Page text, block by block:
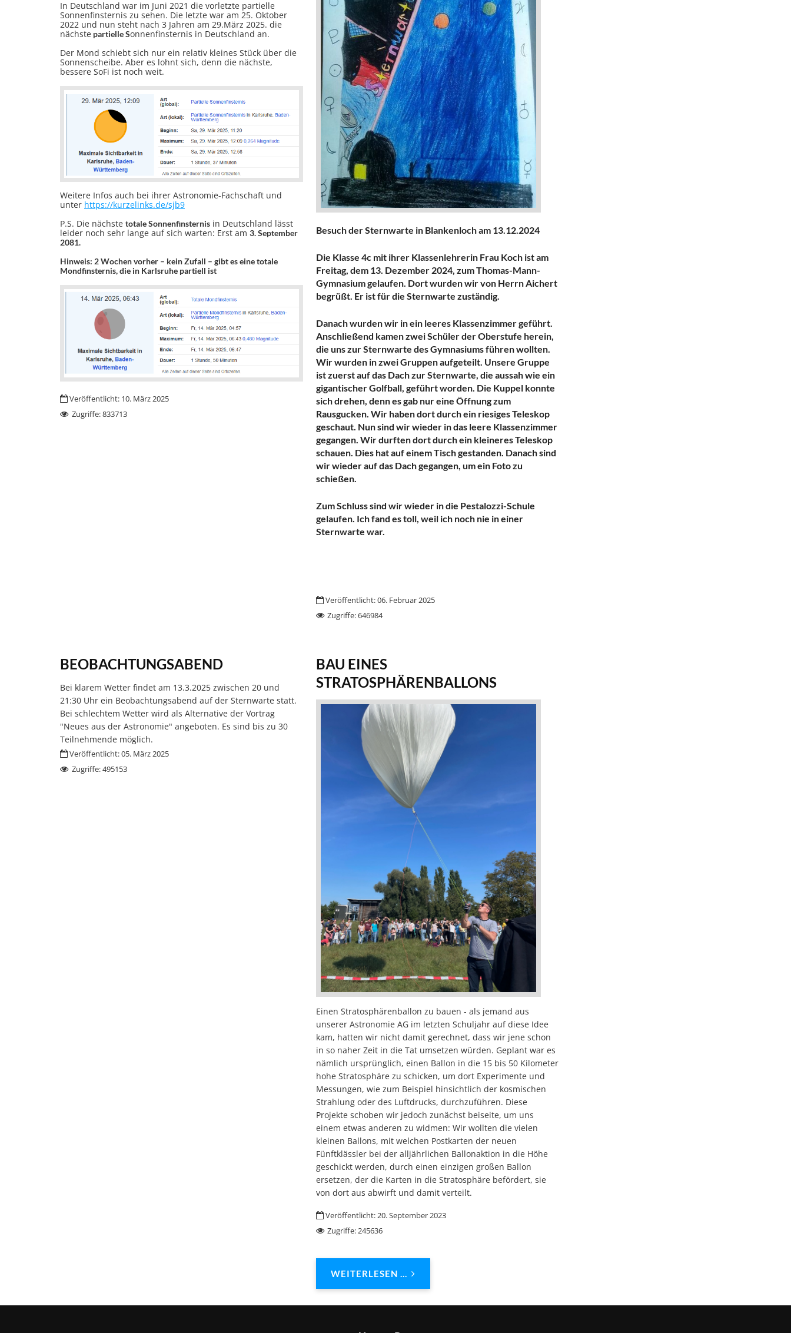
In Deutschland war im Juni 2021 die vorletzte partielle
Sonnenfinsternis zu sehen. Die letzte war am 25. Oktober
2022 und nun steht nach 3 Jahren am 29.März 2025. die
nächste partielle Sonnenfinsternis in Deutschland an.
Der Mond schiebt sich nur ein relativ kleines Stück über die
Sonnenscheibe. Aber es lohnt sich, denn die nächste,
bessere SoFi ist noch weit.
Weitere Infos auch bei ihrer Astronomie-Fachschaft und
unter https://kurzelinks.de/sjb9
P.S. Die nächste totale Sonnenfinsternis in Deutschland lässt
leider noch sehr lange auf sich warten: Erst am 3. September
2081.
Hinweis: 2 Wochen vorher – kein Zufall – gibt es eine totale
Mondfinsternis, die in Karlsruhe partiell ist
Veröffentlicht: 10. März 2025
Zugriffe: 833713
Besuch der Sternwarte in Blankenloch am 13.12.2024
Die Klasse 4c mit ihrer Klassenlehrerin Frau Koch ist am
Freitag, dem 13. Dezember 2024, zum Thomas-Mann-
Gymnasium gelaufen. Dort wurden wir von Herrn Aichert
begrüßt. Er ist für die Sternwarte zuständig.
Danach wurden wir in ein leeres Klassenzimmer geführt.
Anschließend kamen zwei Schüler der Oberstufe herein,
die uns zur Sternwarte des Gymnasiums führen wollten.
Wir wurden in zwei Gruppen aufgeteilt. Unsere Gruppe
ist zuerst auf das Dach zur Sternwarte, die aussah wie ein
gigantischer Golfball, geführt worden. Die Kuppel konnte
sich drehen, denn es gab nur eine Öffnung zum
Rausgucken. Wir haben dort durch ein riesiges Teleskop
geschaut. Nun sind wir wieder in das leere Klassenzimmer
gegangen. Wir durften dort durch ein kleineres Teleskop
schauen. Dies hat auf einem Tisch gestanden. Danach sind
wir wieder auf das Dach gegangen, um ein Foto zu
schießen.
Zum Schluss sind wir wieder in die Pestalozzi-Schule
gelaufen. Ich fand es toll, weil ich noch nie in einer
Sternwarte war.
Veröffentlicht: 06. Februar 2025
Zugriffe: 646984
BEOBACHTUNGSABEND
Bei klarem Wetter findet am 13.3.2025 zwischen 20 und
21:30 Uhr ein Beobachtungsabend auf der Sternwarte statt.
Bei schlechtem Wetter wird als Alternative der Vortrag
"Neues aus der Astronomie" angeboten. Es sind bis zu 30
Teilnehmende möglich.
Veröffentlicht: 05. März 2025
Zugriffe: 495153
BAU EINES
STRATOSPHÄRENBALLONS
Einen Stratosphärenballon zu bauen - als jemand aus
unserer Astronomie AG im letzten Schuljahr auf diese Idee
kam, hatten wir nicht damit gerechnet, dass wir jene schon
in so naher Zeit in die Tat umsetzen würden. Geplant war es
nämlich ursprünglich, einen Ballon in die 15 bis 50 Kilometer
hohe Stratosphäre zu schicken, um dort Experimente und
Messungen, wie zum Beispiel hinsichtlich der kosmischen
Strahlung oder des Luftdrucks, durchzuführen. Diese
Projekte schoben wir jedoch zunächst beiseite, um uns
einem etwas anderen zu widmen: Wir wollten die vielen
kleinen Ballons, mit welchen Postkarten der neuen
Fünftklässler bei der alljährlichen Ballonaktion in die Höhe
geschickt werden, durch einen einzigen großen Ballon
ersetzen, der die Karten in die Stratosphäre befördert, sie
von dort aus abwirft und damit verteilt.
Veröffentlicht: 20. September 2023
Zugriffe: 245636
WEITERLESEN ...